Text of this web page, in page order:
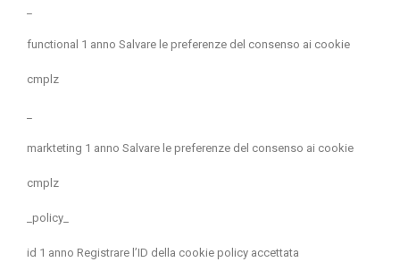
functional 1 anno Salvare le preferenze del consenso ai cookie
cmplz
markteting 1 anno Salvare le preferenze del consenso ai cookie
cmplz
_policy_
id 1 anno Registrare l’ID della cookie policy accettata